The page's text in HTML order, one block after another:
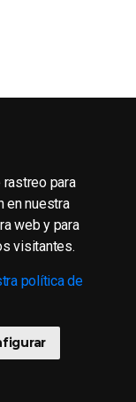
para
en nuestra
web y para
visitantes.
política de